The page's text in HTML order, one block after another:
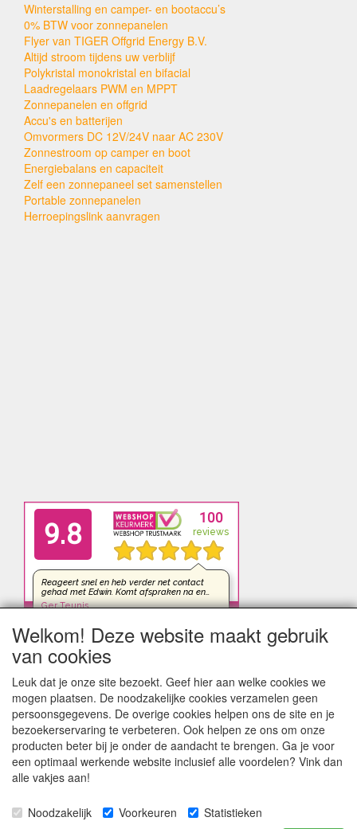
Winterstalling en camper- en bootaccu’s
0% BTW voor zonnepanelen
Flyer van TIGER Offgrid Energy B.V.
Altijd stroom tijdens uw verblijf
Polykristal monokristal en bifacial
Laadregelaars PWM en MPPT
Zonnepanelen en offgrid
Accu's en batterijen
Omvormers DC 12V/24V naar AC 230V
Zonnestroom op camper en boot
Energiebalans en capaciteit
Zelf een zonnepaneel set samenstellen
Portable zonnepanelen
Herroepingslink aanvragen
Welkom! Deze website maakt gebruik
van cookies
Leuk dat je onze site bezoekt. Geef hier aan welke cookies we
mogen plaatsen. De noodzakelijke cookies verzamelen geen
persoonsgegevens. De overige cookies helpen ons de site en je
bezoekerservaring te verbeteren. Ook helpen ze ons om onze
producten beter bij je onder de aandacht te brengen. Ga je voor
een optimaal werkende website inclusief alle voordelen? Vink dan
alle vakjes aan!
Noodzakelijk Voorkeuren
Statistieken